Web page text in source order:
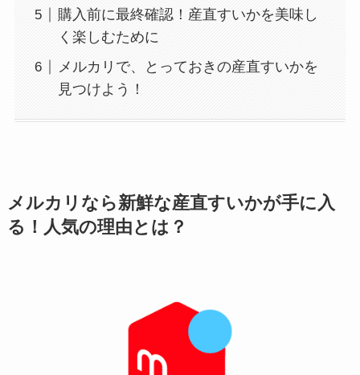
購入前に最終確認！産直すいかを美味し
く楽しむために
メルカリで、とっておきの産直すいかを
見つけよう！
メルカリなら新鮮な産直すいかが手に入
る！人気の理由とは？